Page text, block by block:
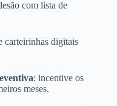
com lista de
carteirinhas digitais
: incentive os
meses.